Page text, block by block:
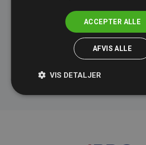
Inicjatywa Websites wspierające
ACCEPTER ALLE
AFVIS ALLE
VIS DETALJER